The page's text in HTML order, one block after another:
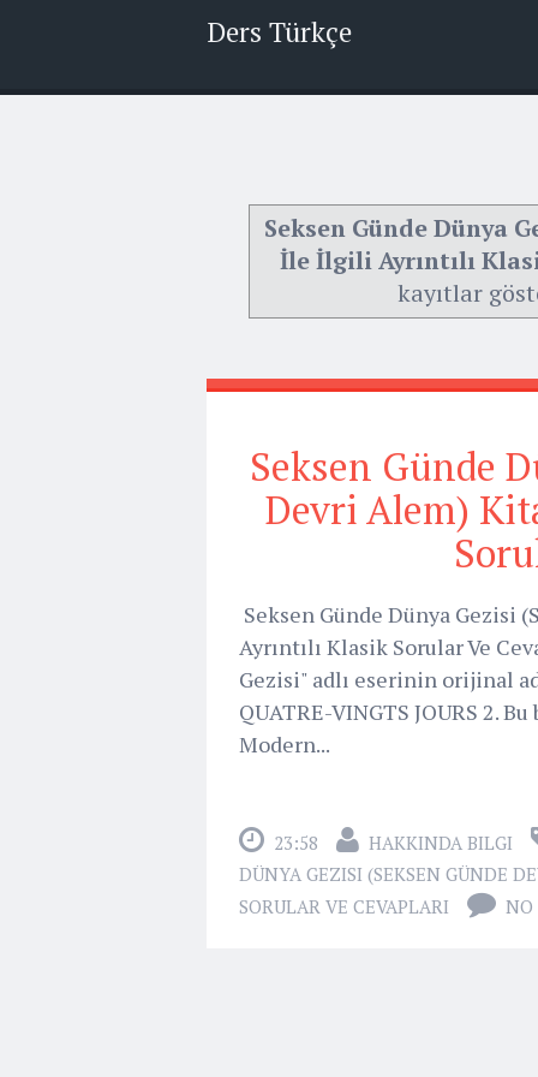
Ders Türkçe
Seksen Günde Dünya
İle İlgili Ayrıntılı
kayıtlar
Seksen Günde
Devri Alem)
Seksen Günde Dünya Gezisi
Ayrıntılı Klasik Sorular Ve
Gezisi" adlı eserinin orijinal
QUATRE-VINGTS JOURS 2.
Modern...
23:58
HAKKINDA BILGI
DÜNYA GEZISI (SEKSEN GÜNDE
SORULAR VE CEVAPLARI
NO